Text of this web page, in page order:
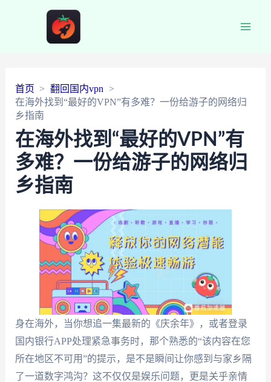
首页
翻回国内vpn
在海外找到“最好的VPN”有多难？一份给游子的网络归
乡指南
在海外找到“最好的VPN”有
多难？一份给游子的网络归
乡指南
身在海外，当你想追一集最新的《庆余年》，或者登录
国内银行APP处理紧急事务时，那个熟悉的“该内容在您
所在地区不可用”的提示，是不是瞬间让你感到与家乡隔
了一道数字鸿沟？这不仅仅是娱乐问题，更是关乎亲情